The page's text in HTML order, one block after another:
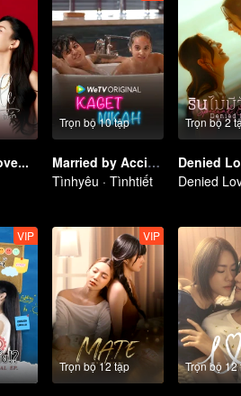
Trọn bộ 10 tập
Married by Accident
Tìnhyêu · Tìnhtiết
Trọn bộ 2
VIP
Trọn bộ 12 tập
VIP
Trọn bộ 12